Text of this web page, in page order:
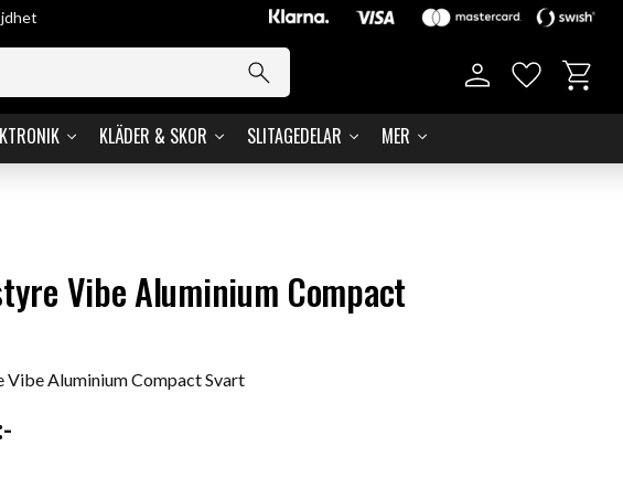
KLÄDER & SKOR SLITAGEDELAR MER
Favorites
Vibe Aluminium Compact
Vibe Aluminium Compact Svart